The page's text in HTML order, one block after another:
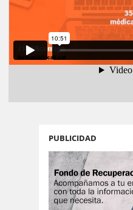
PUBLICIDAD